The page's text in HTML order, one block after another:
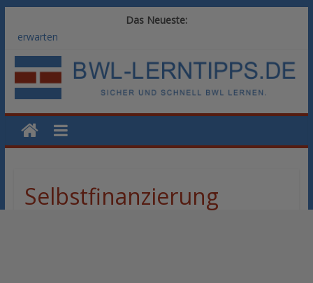
Das Neueste:
Vom BWL-Studium zur Führungsposition: Weiterbildungswege
Rechnungswesen im BWL-Studium: Digitale Tools für die
Finanzbuchhaltung
KI-Kompetenz im BWL-Studium: Controlling und
Datenanalyse verstehen
Methoden der Personalentwicklung: Blended Learning versus
klassische Präsenzschulung im Vergleich
Selbstfinanzierung